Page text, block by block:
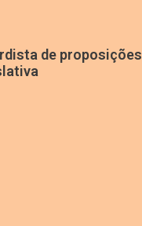
de proposições